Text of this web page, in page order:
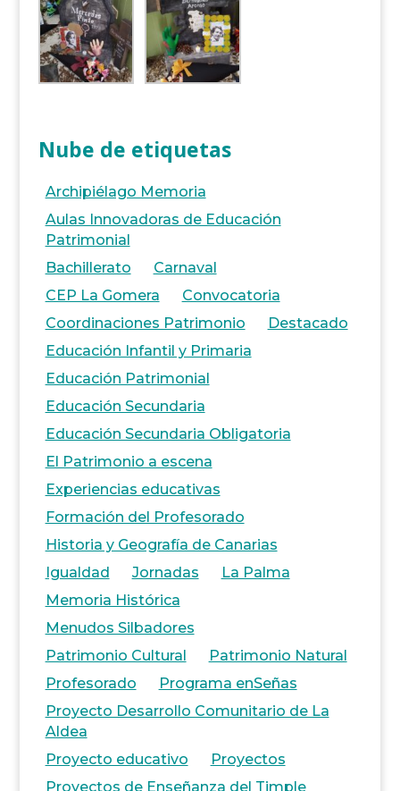
Nube de etiquetas
Archipiélago Memoria
Aulas Innovadoras de Educación
Patrimonial
Bachillerato
Carnaval
CEP La Gomera
Convocatoria
Coordinaciones Patrimonio
Destacado
Educación Infantil y Primaria
Educación Patrimonial
Educación Secundaria
Educación Secundaria Obligatoria
El Patrimonio a escena
Experiencias educativas
Formación del Profesorado
Historia y Geografía de Canarias
Igualdad
Jornadas
La Palma
Memoria Histórica
Menudos Silbadores
Patrimonio Cultural
Patrimonio Natural
Profesorado
Programa enSeñas
Proyecto Desarrollo Comunitario de La
Aldea
Proyecto educativo
Proyectos
Proyectos de Enseñanza del Timple